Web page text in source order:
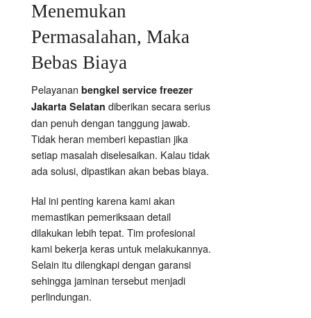
Menemukan
Permasalahan, Maka
Bebas Biaya
Pelayanan bengkel service freezer
Jakarta Selatan diberikan secara serius
dan penuh dengan tanggung jawab.
Tidak heran memberi kepastian jika
setiap masalah diselesaikan. Kalau tidak
ada solusi, dipastikan akan bebas biaya.
Hal ini penting karena kami akan
memastikan pemeriksaan detail
dilakukan lebih tepat. Tim profesional
kami bekerja keras untuk melakukannya.
Selain itu dilengkapi dengan garansi
sehingga jaminan tersebut menjadi
perlindungan.